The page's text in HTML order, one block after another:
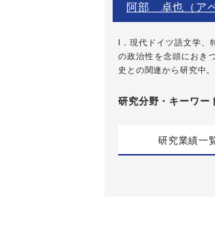
阿部 卓也（ア
I．現代ドイツ語文学、
の政治性を念頭におき
史との関連から研究中
研究分野・ キーワー
研究業績一